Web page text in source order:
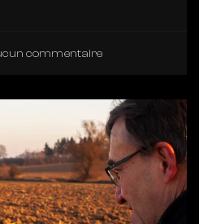
commentaire